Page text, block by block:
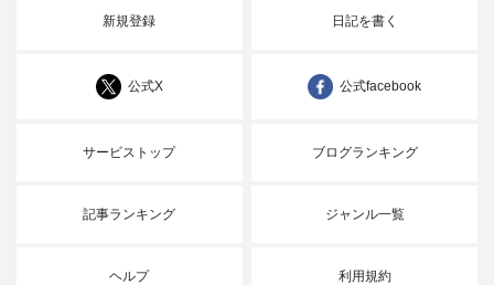
新規登録 日記を書く
公式X 公式facebook
サービストップ ブログランキング
記事ランキング ジャンル一覧
ヘルプ 利用規約